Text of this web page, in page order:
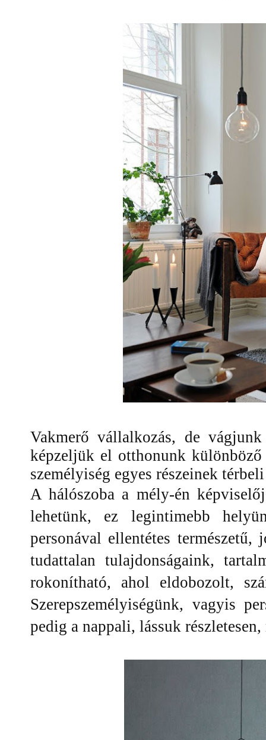
Vakmerő vállalkozás, de
képzeljük el otthonunk
személyiség egyes részeinek
A hálószoba a mély-én
lehetünk, ez legintimebb
personával ellentétes természetű,
tudattalan tulajdonságaink,
rokonítható, ahol eldobozolt,
Szerepszemélyiségünk, vagyis
pedig a nappali, lássuk